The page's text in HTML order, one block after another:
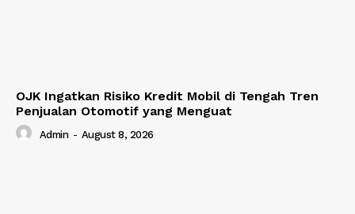
OJK Ingatkan Risiko Kredit Mobil di Tengah Tren
Penjualan Otomotif yang Menguat
Admin - August 8, 2026